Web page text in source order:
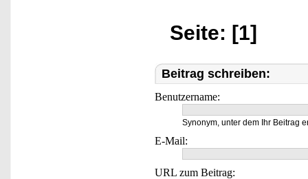
Seite: [1]
Beitrag schreiben:
Benutzername:
Synonym, unter dem Ihr Beitrag
E-Mail:
URL zum Beitrag: